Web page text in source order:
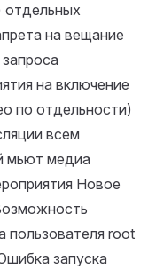
отдельных
на вещание
на включение
по отдельности)
всем
мьют медиа
Новое
пользователя root
запуска